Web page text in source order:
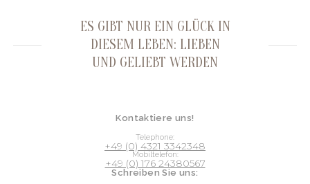
ES GIBT NUR EIN GLÜCK IN
DIESEM LEBEN: LIEBEN
UND GELIEBT WERDEN
Kontaktiere uns!
Telephone:
+49 (0) 4321 3342348
Mobiltelefon:
+49 (0) 176 24380567
Schreiben Sie uns: